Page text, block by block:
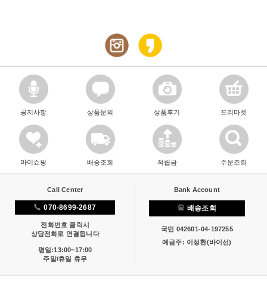
공지사항 상품문의 상품후기 프리마켓
마이쇼핑 배송조회 적립금 주문조회
Call Center
070-8699-2687
전화번호 클릭시
상담전화로 연결됩니다
평일:13:00~17:00
주말/휴일 휴무
Bank Account
배송조회
국민 042601-04-197255
예금주: 이정환(바이선)